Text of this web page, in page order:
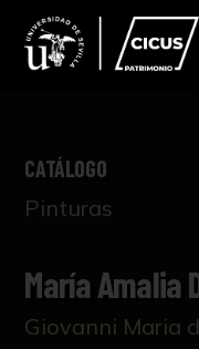
CATÁLOGO
Pinturas
María Amalia
Giovanni Maria